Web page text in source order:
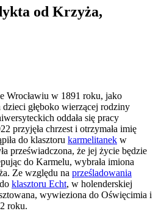
od Krzyża,
Wrocławiu w 1891 roku, jako
dzieci głęboko wierzącej rodziny
oddała się pracy
przyjęła chrzest i otrzymała imię
do klasztoru karmelitanek w
przeświadczona, że jej życie będzie
do Karmelu, wybrała imiona
Ze względu na prześladowania
klasztoru Echt, w holenderskiej
wywieziona do Oświęcimia i
roku.